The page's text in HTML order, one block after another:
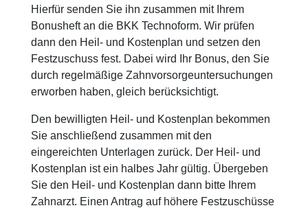
Hierfür senden Sie ihn zusammen mit Ihrem
Bonusheft an die BKK Technoform. Wir prüfen
dann den Heil- und Kostenplan und setzen den
Festzuschuss fest. Dabei wird Ihr Bonus, den Sie
durch regelmäßige Zahnvorsorgeuntersuchungen
erworben haben, gleich berücksichtigt.
Den bewilligten Heil- und Kostenplan bekommen
Sie anschließend zusammen mit den
eingereichten Unterlagen zurück. Der Heil- und
Kostenplan ist ein halbes Jahr gültig. Übergeben
Sie den Heil- und Kostenplan dann bitte Ihrem
Zahnarzt. Einen Antrag auf höhere Festzuschüsse